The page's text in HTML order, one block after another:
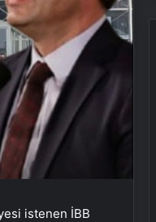
istenen İBB